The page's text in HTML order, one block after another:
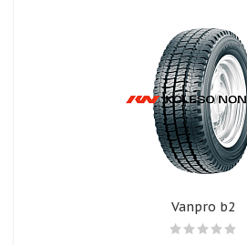
Vanpro b2